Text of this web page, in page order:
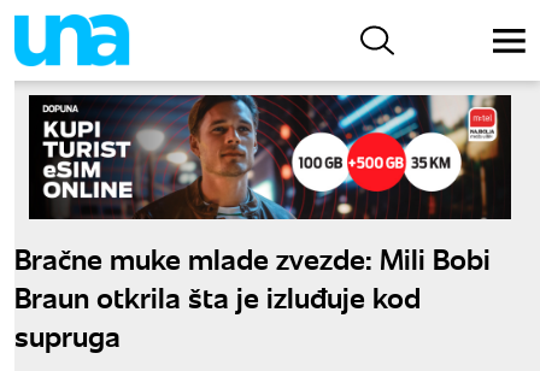
Bračne muke mlade zvezde: Mili Bobi
Braun otkrila šta je izluđuje kod
supruga